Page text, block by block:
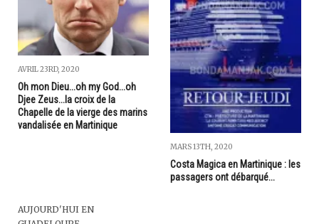
AVRIL 23RD, 2020
Oh mon Dieu...oh my God...oh
Djee Zeus...la croix de la
Chapelle de la vierge des marins
vandalisée en Martinique
MARS 13TH, 2020
Costa Magica en Martinique : les
passagers ont débarqué...
AUJOURD'HUI EN